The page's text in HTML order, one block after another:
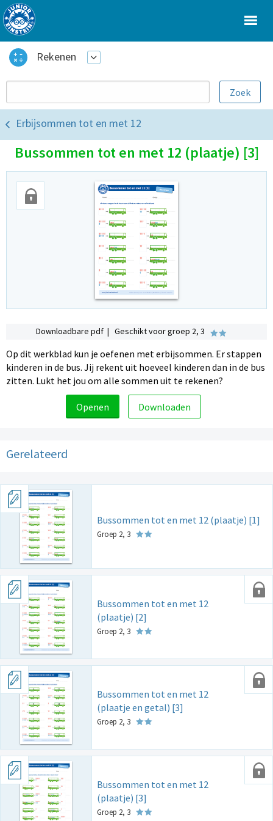
Rekenen
Erbijsommen tot en met 12
Bussommen tot en met 12 (plaatje) [3]
Downloadbare pdf | Geschikt voor groep 2, 3
Op dit werkblad kun je oefenen met erbijsommen. Er stappen
kinderen in de bus. Jij rekent uit hoeveel kinderen dan in de bus
zitten. Lukt het jou om alle sommen uit te rekenen?
Openen Downloaden
Gerelateerd
Bussommen tot en met 12 (plaatje) [1]
Groep 2, 3
Bussommen tot en met 12
(plaatje) [2]
Groep 2, 3
Bussommen tot en met 12
(plaatje en getal) [3]
Groep 2, 3
Bussommen tot en met 12
(plaatje) [3]
Groep 2, 3